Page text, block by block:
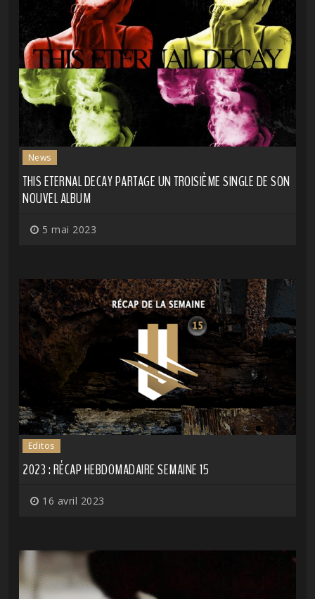
News
THIS ETERNAL DECAY PARTAGE UN TROISIÈME SINGLE DE SON
NOUVEL ALBUM
5 mai 2023
Editos
2023 : RÉCAP HEBDOMADAIRE SEMAINE 15
16 avril 2023